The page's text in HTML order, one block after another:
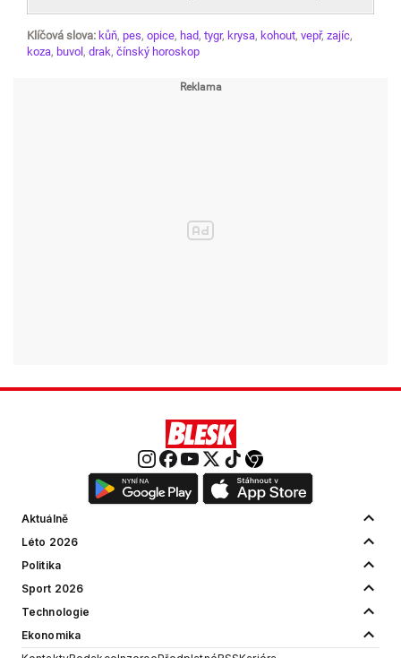
Klíčová slova: kůň, pes, opice, had, tygr, krysa, kohout, vepř, zajíc,
koza, buvol , drak, čínský horoskop
Aktuálně
Léto 2026
Politika
Sport 2026
Technologie
Ekonomika